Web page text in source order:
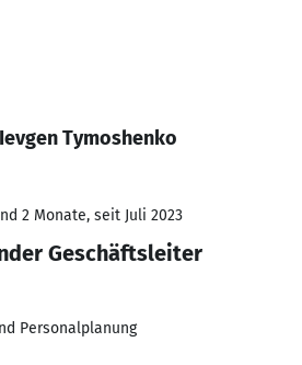
Tymoshenko
2 Monate, seit Juli 2023
Geschäftsleiter
Personalplanung